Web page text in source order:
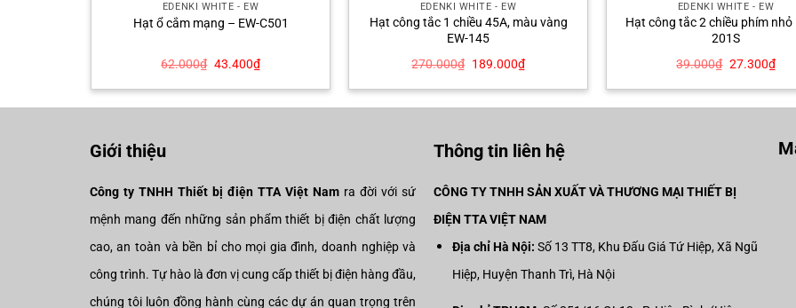
EDENKI WHITE - EW
Hạt ổ cắm mạng – EW-C501
62.000₫ Giá
là:
43.400₫Giá
tại
EDENKI WHITE - EW
Hạt công tắc 1 chiều 45A, màu vàng
EW-145
270.000₫ Giá
là:
189.000₫Giá
tại
EDENKI WHITE - EW
Hạt công tắc 2 chiều phím nhỏ
201S
39.000₫ Giá
là:
27.300₫Giá
tại
Giới thiệu
Công ty TNHH Thiết bị điện TTA Việt Nam ra đời với sứ
mệnh mang đến những sản phẩm thiết bị điện chất lượng
cao, an toàn và bền bỉ cho mọi gia đình, doanh nghiệp và
công trình. Tự hào là đơn vị cung cấp thiết bị điện hàng đầu,
chúng tôi luôn đồng hành cùng các dự án quan trọng trên
Thông tin liên hệ
CÔNG TY TNHH SẢN XUẤT VÀ THƯƠNG MẠI THIẾT BỊ
ĐIỆN TTA VIỆT NAM
Địa chỉ Hà Nội: Số 13 TT8, Khu Đấu Giá Tứ Hiệp, Xã Ngũ
Hiệp, Huyện Thanh Trì, Hà Nội